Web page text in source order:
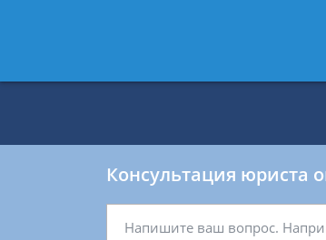
8
Консультация юриста